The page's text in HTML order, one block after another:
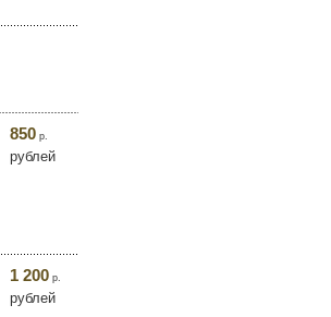
850 р.
рублей
1 200 р.
рублей